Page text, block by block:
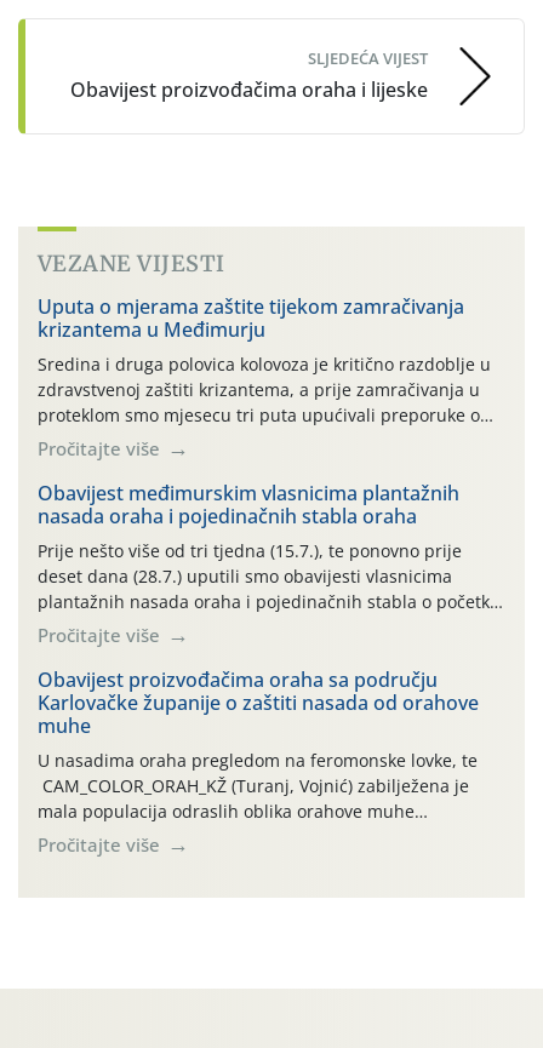
SLJEDEĆA VIJEST
Obavijest proizvođačima oraha i lijeske
VEZANE VIJESTI
Uputa o mjerama zaštite tijekom zamračivanja
krizantema u Međimurju
Sredina i druga polovica kolovoza je kritično razdoblje u
zdravstvenoj zaštiti krizantema, a prije zamračivanja u
proteklom smo mjesecu tri puta upućivali preporuke o
preventivnim mjerama zaštite krizantema od najčešćih
uzročnika bolesti, štetnika i fito-fagnih grinja (23.7., 14.7.,
06.7.)! Na početku ovog mjeseca je zabilježeno je
povijesno i ekstremno vruće meteorološko razdoblje, uz
najviše temperature […]
Pročitajte više
Obavijest međimurskim vlasnicima plantažnih
nasada oraha i pojedinačnih stabla oraha
Prije nešto više od tri tjedna (15.7.), te ponovno prije
deset dana (28.7.) uputili smo obavijesti vlasnicima
plantažnih nasada oraha i pojedinačnih stabla o početku
leta i ovogodišnjoj potrebi usmjerenog suzbijanja
orahove muhe (Rhagoletis completa)! Već dvanaest dana
traje drugi ovogodišnji “toplinski udar”, koji naročito
izražen zadnja šest dana (31.7.-05.8.), jer najviše
temperature zraka svakodnevno […]
Pročitajte više
Obavijest proizvođačima oraha sa području
Karlovačke županije o zaštiti nasada od orahove
muhe
U nasadima oraha pregledom na feromonske lovke, te
CAM_COLOR_ORAH_KŽ (Turanj, Vojnić) zabilježena je
mala populacija odraslih oblika orahove muhe
(Rhagoletis completa). Niska brojnost može se objasniti
činjenicom da je riječ o mladim nasadima s vrlo malim
Pročitajte više